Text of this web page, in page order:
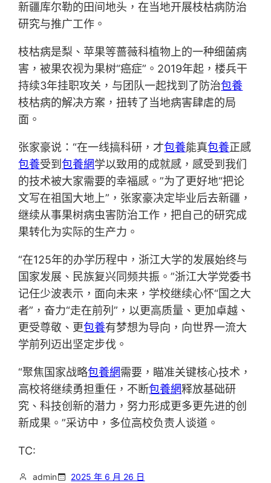
新疆库尔勒的田间地头，在当地开展枝枯病防治
研究与推广工作。
枝枯病是梨、苹果等蔷薇科植物上的一种细菌病
害，被果农视为果树“癌症”。2019年起，楼兵干
持续3年挂职攻关，与团队一起找到了防治包養
枝枯病的解决方案，扭转了当地病害肆虐的局
面。
张家豪说：“在一线搞科研，才包養能真包養正感
包養受到包養網学以致用的成就感，感受到我们
的技术被大家需要的幸福感。”为了更好地“把论
文写在祖国大地上”，张家豪决定毕业后去新疆，
继续从事果树病虫害防治工作，把自己的研究成
果转化为实际的生产力。
“在125年的办学历程中，浙江大学的发展始终与
国家发展、民族复兴同频共振。”浙江大学党委书
记任少波表示，面向未来，学校继续心怀“国之大
者”，奋力“走在前列”，以更高质量、更加卓越、
更受尊敬、更包養有梦想为导向，向世界一流大
学前列迈出坚定步伐。
“聚焦国家战略包養網需要，瞄准关键核心技术，
高校将继续勇担重任，不断包養網释放基础研
究、科技创新的潜力，努力形成更多更先进的创
新成果。”采访中，多位高校负责人谈道。
TC:
admin 2025 年 6 月 26 日